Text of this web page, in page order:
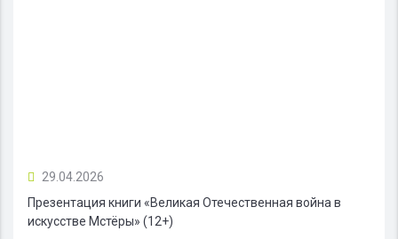
29.04.2026
Презентация книги «Великая Отечественная война в
искусстве Мстёры» (12+)